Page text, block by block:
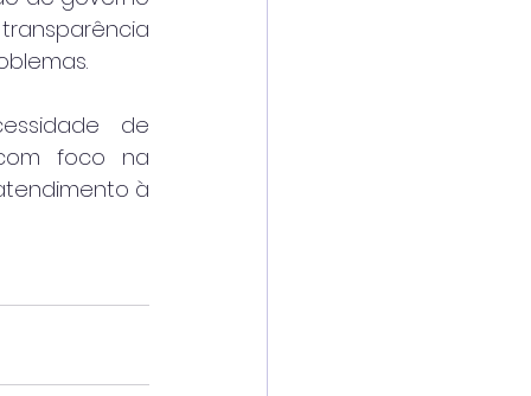
de
foco na
à